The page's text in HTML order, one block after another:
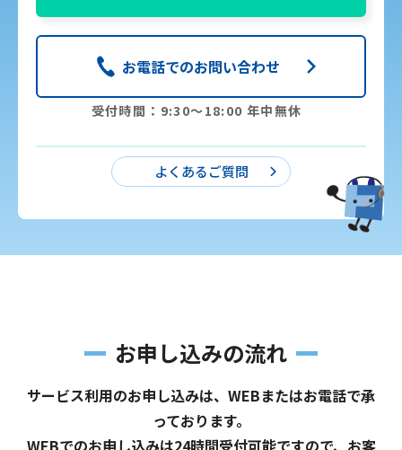
お電話でのお問い合わせ
受付時間：9:30〜18:00 年中無休
よくあるご質問
お申し込みの流れ
サービス利用のお申し込みは、WEBまたはお電話で承
っております。